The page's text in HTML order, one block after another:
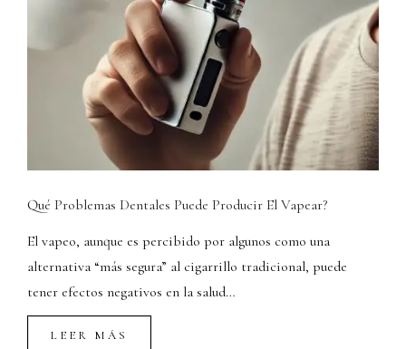
Qué Problemas Dentales Puede Producir El Vapear?
El vapeo, aunque es percibido por algunos como una
alternativa “más segura” al cigarrillo tradicional, puede
tener efectos negativos en la salud…
LEER MÁS